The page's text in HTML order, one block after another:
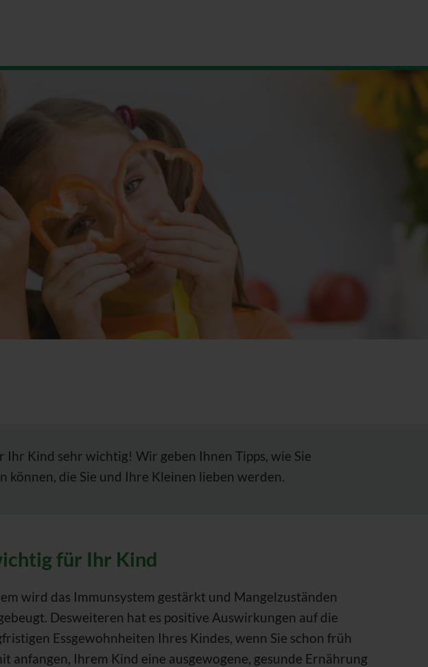
Kind sehr wichtig! Wir geben Ihnen Tipps, wie Sie
die Sie und Ihre Kleinen lieben werden.
für Ihr Kind
wird das Immunsystem gestärkt und Mangelzuständen
Desweiteren hat es positive Auswirkungen auf die
Essgewohnheiten Ihres Kindes, wenn Sie schon früh
anfangen, Ihrem Kind eine ausgewogene, gesunde Ernährung